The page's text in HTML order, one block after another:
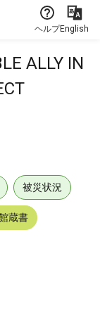
ヘルプEnglish
ALLY IN
被災状況
蔵書